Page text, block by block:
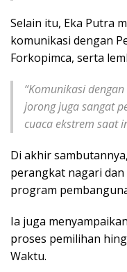
Selain itu, Eka Putra
komunikasi dengan
Forkopimca, serta
“Komunikasi
jorong juga sangat
cuaca ekstrem saat
Di akhir
perangkat nagari
program
Ia juga
proses pemilihan
Waktu.